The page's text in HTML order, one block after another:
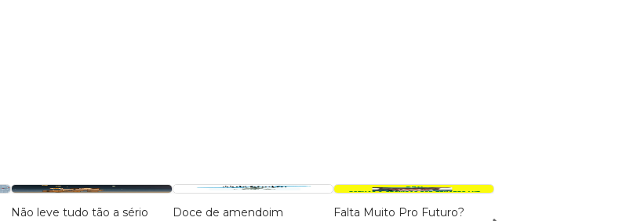
Não leve tudo tão a sério
Doce de amendoim
Falta Muito Pro Futuro?